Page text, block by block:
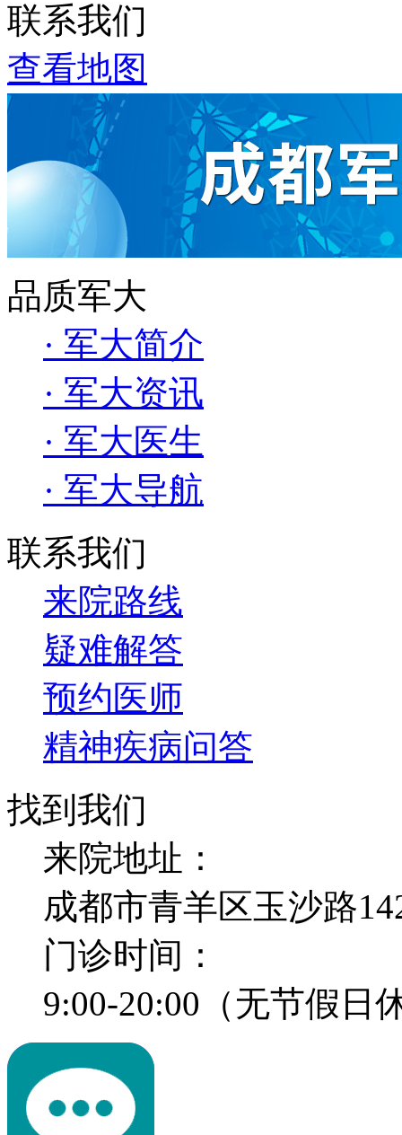
联系我们
查看地图
品质军大
· 军大简介
· 军大资讯
· 军大医生
· 军大导航
联系我们
来院路线
疑难解答
预约医师
精神疾病问答
找到我们
来院地址：
成都市青羊区玉沙路
门诊时间：
9:00-20:00（无节假日